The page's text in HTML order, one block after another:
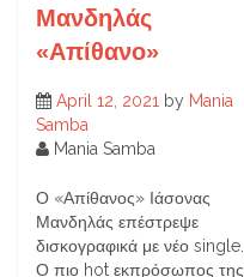
Μανδηλάς
«Απίθανο»
April 12, 2021 by Mania
Samba
Mania Samba
Ο «Απίθανος» Ιάσονας
Μανδηλάς επέστρεψε
δισκογραφικά με νέο single.
Ο πιο hot εκπρόσωπος της